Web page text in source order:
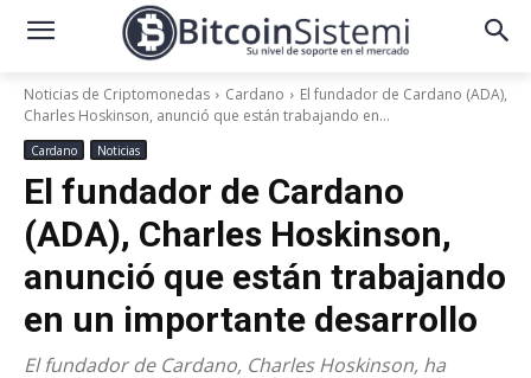
Noticias de Criptomonedas Cardano
El fundador de Cardano (ADA),
Charles Hoskinson, anunció que están trabajando en...
Cardano Noticias
El fundador de Cardano
(ADA), Charles Hoskinson,
anunció que están trabajando
en un importante desarrollo
El fundador de Cardano, Charles Hoskinson, ha